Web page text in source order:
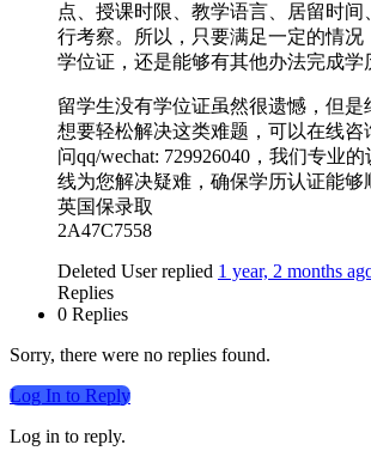
点、授课时限、教学语言、居留时
行考察。所以，只要满足一定的情况
学位证，还是能够有其他办法完成学
留学生没有学位证虽然很遗憾，但是
想要轻松解决这类难题，可以在线咨
问qq/wechat: 729926040，我们专业
线为您解决疑难，确保学历认证能够
英国保录取
2A47C7558
Deleted User replied 1 year, 2 months
Replies
0 Replies
Sorry, there were no replies found.
Log In to Reply
Log in to reply.